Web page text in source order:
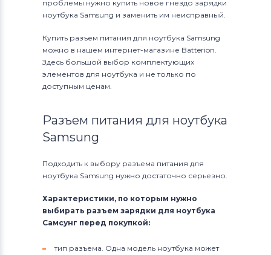
проблемы нужно купить новое гнездо зарядки
ноутбука Samsung и заменить им неисправный.
Купить разъем питания для ноутбука Samsung
можно в нашем интернет-магазине Batterion.
Здесь большой выбор комплектующих
элементов для ноутбука и не только по
доступным ценам.
Разъем питания для ноутбука
Samsung
Подходить к выбору разъема питания для
ноутбука Samsung нужно достаточно серьезно.
Характеристики, по которым нужно
выбирать разъем зарядки для ноутбука
Самсунг перед покупкой:
тип разъема. Одна модель ноутбука может